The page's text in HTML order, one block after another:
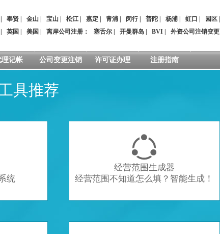
奉贤 金山 宝山 松江 嘉定 青浦 闵行| 普陀 杨浦 虹口 园区
英国 美国 离岸公司注册 ： 塞舌尔 开曼群岛 BVI 外资公司注销变更
理记帐 公司变更注销 许可证办理 注册指南
具推荐
统

经营范围生成器
经营范围不知道怎么填？智能生成！